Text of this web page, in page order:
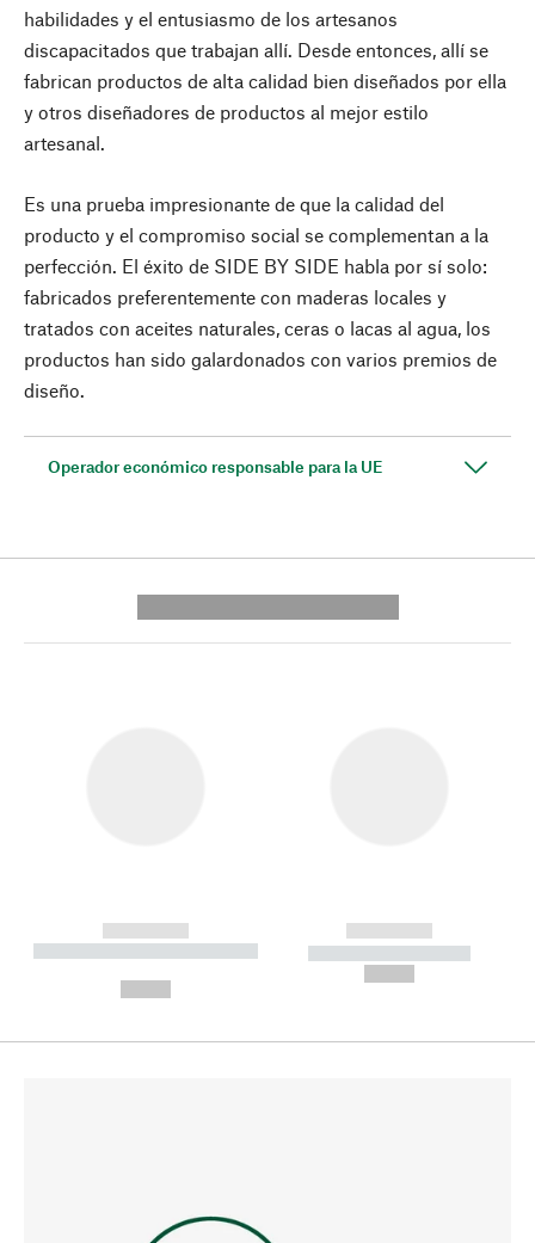
habilidades y el entusiasmo de los artesanos
discapacitados que trabajan allí. Desde entonces, allí se
fabrican productos de alta calidad bien diseñados por ella
y otros diseñadores de productos al mejor estilo
artesanal.
Es una prueba impresionante de que la calidad del
producto y el compromiso social se complementan a la
perfección. El éxito de SIDE BY SIDE habla por sí solo:
fabricados preferentemente con maderas locales y
tratados con aceites naturales, ceras o lacas al agua, los
productos han sido galardonados con varios premios de
diseño.
Operador económico responsable para la UE
------------
----------- ----------- --------
------------
----------- -----------